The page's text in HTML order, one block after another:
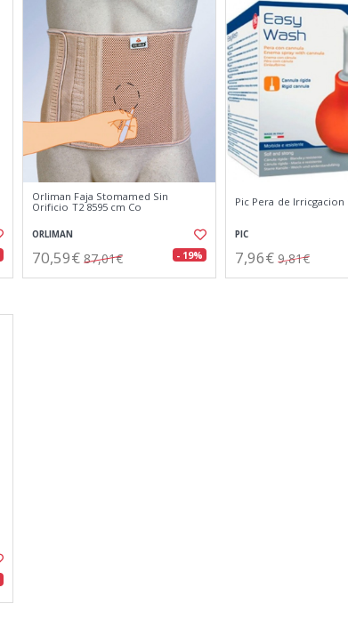
Orliman Faja Stomamed Sin
Orificio T2 8595 cm Co
ORLIMAN
70,59€ 87,01€ - 19%
Pic Pera de Irricgacion
PIC
7,96€ 9,81€